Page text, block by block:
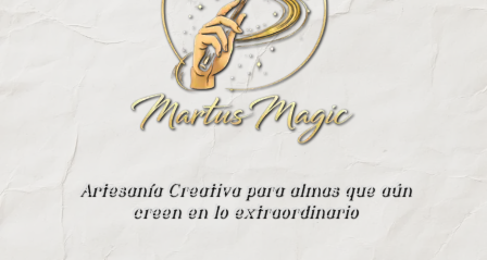
Artesanía Creativa para almas que aún
creen en lo extraordinario